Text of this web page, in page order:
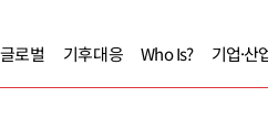
글로벌 기후대응 Who Is? 기업·산